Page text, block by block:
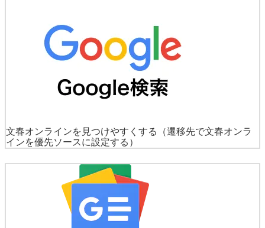
文春オンラインを見つけやすくする
（遷移先で文春オンラ
インを優先ソースに設定する）